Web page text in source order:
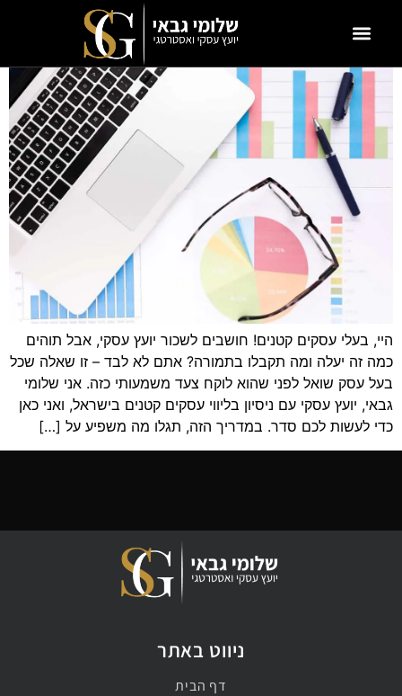
היי, בעלי עסקים קטנים! חושבים לשכור יועץ עסקי, אבל תוהים
כמה זה יעלה ומה תקבלו בתמורה? אתם לא לבד – זו שאלה שכל
בעל עסק שואל לפני שהוא לוקח צעד משמעותי כזה. אני שלומי
גבאי, יועץ עסקי עם ניסיון בליווי עסקים קטנים בישראל, ואני כאן
כדי לעשות לכם סדר. במדריך הזה, תגלו מה משפיע על […]
ניווט באתר
דף הבית